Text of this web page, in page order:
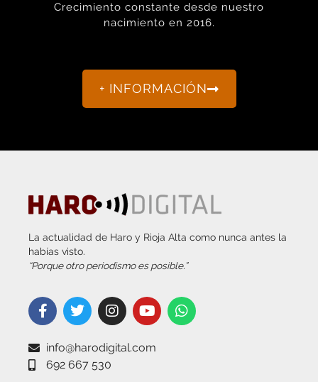
Crecimiento constante desde nuestro
nacimiento en 2016.
+ INFORMACIÓN
La actualidad de Haro y Rioja Alta como nunca antes la
habías visto.
“Porque otro periodismo es posible.”
info@harodigital.com
692 667 530